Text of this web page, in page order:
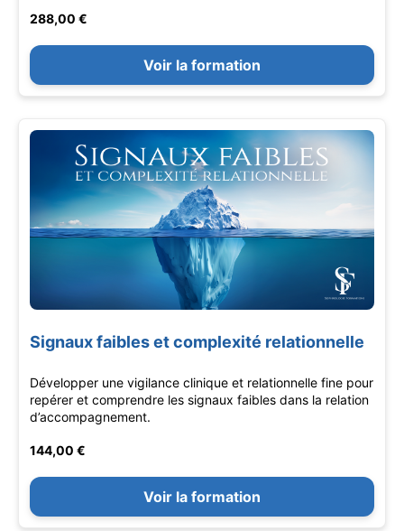
288,00 €
Voir la formation
Signaux faibles et complexité relationnelle
Développer une vigilance clinique et relationnelle fine pour
repérer et comprendre les signaux faibles dans la relation
d’accompagnement.
144,00 €
Voir la formation